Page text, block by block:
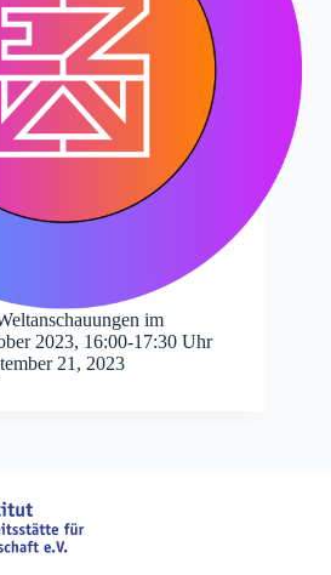
im
2023, 16:00-17:30 Uhr
21, 2023